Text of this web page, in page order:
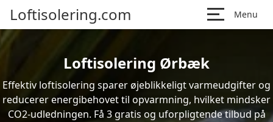
Loftisolering.com Menu
Loftisolering Ørbæk
Effektiv loftisolering sparer øjeblikkeligt varmeudgifter og
reducerer energibehovet til opvarmning, hvilket mindsker
CO2-udledningen. Få 3 gratis og uforpligtende tilbud på